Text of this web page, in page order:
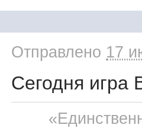
Отправлено 17
Сегодня игра